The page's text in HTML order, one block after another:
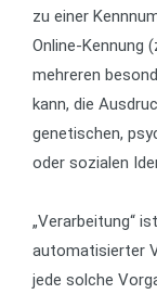
zu einer
Online-Kennung
mehreren
kann, die
genetischen,
oder sozialen
„Verarbeitung“
automatisierter
jede solche